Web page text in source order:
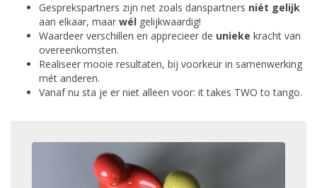
Gesprekspartners zijn net zoals danspartners niét gelijk
aan elkaar, maar wél gelijkwaardig!
Waardeer verschillen en apprecieer de unieke kracht van
overeenkomsten.
Realiseer mooie resultaten, bij voorkeur in samenwerking
mét anderen.
Vanaf nu sta je er niet alleen voor: it takes TWO to tango.